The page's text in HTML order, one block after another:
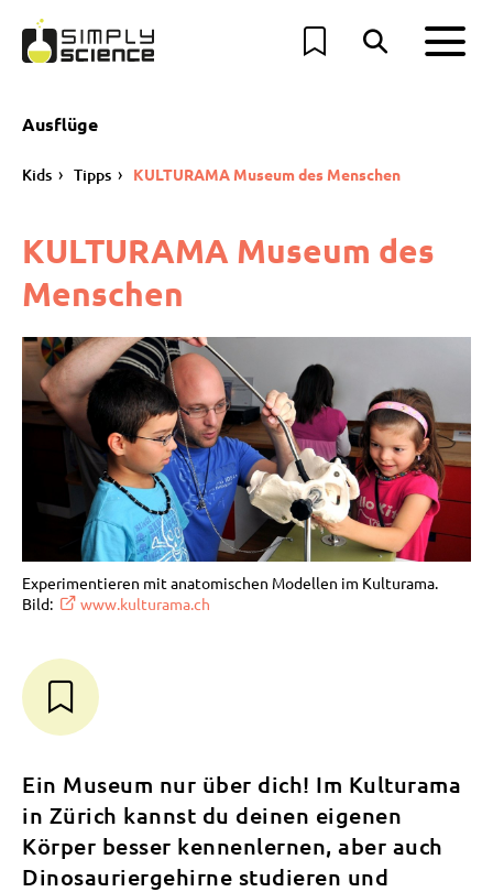
Ausflüge
Kids Tipps KULTURAMA Museum des Menschen
KULTURAMA Museum des
Menschen
Experimentieren mit anatomischen Modellen im Kulturama.
Bild:
www.kulturama.ch
Ein Museum nur über dich! Im Kulturama
in Zürich kannst du deinen eigenen
Körper besser kennenlernen, aber auch
Dinosauriergehirne studieren und